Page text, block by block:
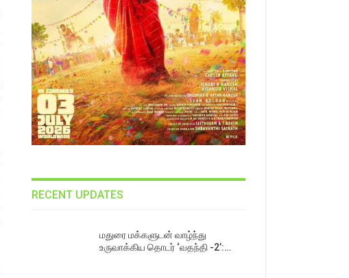
RECENT UPDATES
மதுரை மக்களுடன் வாழ்ந்து
உருவாக்கிய தொடர் ‘வதந்தி -2’:…